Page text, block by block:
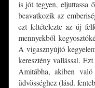
is jót tegyen, eljuttassa
beavatkozik az
ezt feltételezte az új
mennyekből
A vigasznyújtó
keresztény vallással.
Amitábha, akiben
üdvösséghez (lásd.